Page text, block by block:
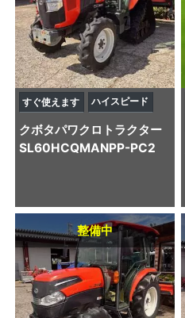
すぐ使えます ハイスピード
クボタパワクロトラクター
SL60HCQMANPP-PC2
整備中